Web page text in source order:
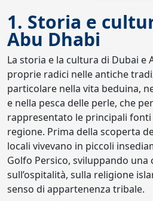
1. Storia e
Abu Dhabi
La storia e la cultura di Dubai e
proprie radici nelle antiche
particolare nella vita beduina,
e nella pesca delle perle, che
rappresentato le principali
regione. Prima della scoperta
locali vivevano in piccoli
Golfo Persico, sviluppando una
sull’ospitalità, sulla religione
senso di appartenenza tribale.